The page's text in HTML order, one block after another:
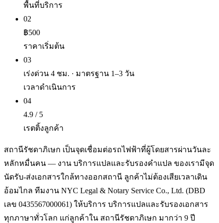
พื้นที่บริการ
02
฿500
ราคาเริ่มต้น
03
เร่งด่วน 4 ชม. · มาตรฐาน 1–3 วัน
เวลาดำเนินการ
04
4.9 / 5
เรตติ้งลูกค้า
สถานีรัชดาภิเษก เป็นจุดเชื่อมต่อรถไฟฟ้าที่ผู้โดยสารผ่านวันละ
หลักหมื่นคน — งาน บริการแปลและรับรองคำแปล ของเรามีจุด
นัดรับ-ส่งเอกสารใกล้ทางออกสถานี ลูกค้าไม่ต้องเสียเวลาเดิน
อ้อมไกล ทีมงาน NYC Legal & Notary Service Co., Ltd. (DBD
เลข 0435567000061) ให้บริการ บริการแปลและรับรองเอกสาร
ทุกภาษาทั่วโลก แก่ลูกค้าใน สถานีรัชดาภิเษก มากว่า 9 ปี